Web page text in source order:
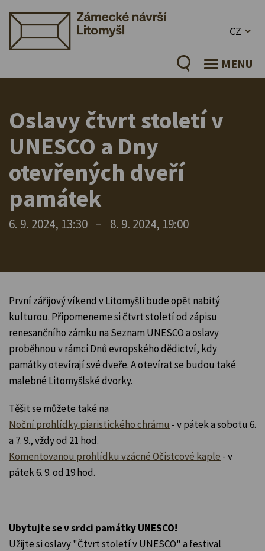
CZ
MENU
Oslavy čtvrt století v
UNESCO a Dny
otevřených dveří
památek
6. 9. 2024, 13:30 – 8. 9. 2024, 19:00
První zářijový víkend v Litomyšli bude opět nabitý
kulturou. Připomeneme si čtvrt století od zápisu
renesančního zámku na Seznam UNESCO a oslavy
proběhnou v rámci Dnů evropského dědictví, kdy
památky otevírají své dveře. A otevírat se budou také
malebné Litomyšlské dvorky.
Těšit se můžete také na
Noční prohlídky piaristického chrámu - v pátek a sobotu 6.
a 7. 9., vždy od 21 hod.
Komentovanou prohlídku vzácné Očistcové kaple - v
pátek 6. 9. od 19 hod.
Ubytujte se v srdci památky UNESCO!
Užijte si oslavy "Čtvrt století v UNESCO" a festival